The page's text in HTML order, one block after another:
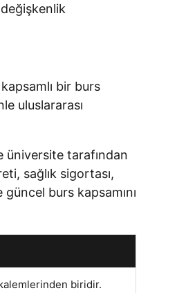
bir burs
uluslararası
üniversite tarafından
sağlık sigortası,
burs kapsamını
biridir.